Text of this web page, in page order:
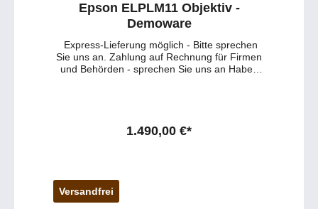
Epson ELPLM11 Objektiv -
Demoware
Express-Lieferung möglich - Bitte sprechen
Sie uns an. Zahlung auf Rechnung für Firmen
und Behörden - sprechen Sie uns an Haben
Mail) https://tawk.to/petersmedien ( Live-Chat
1.490,00 €*
Versandfrei